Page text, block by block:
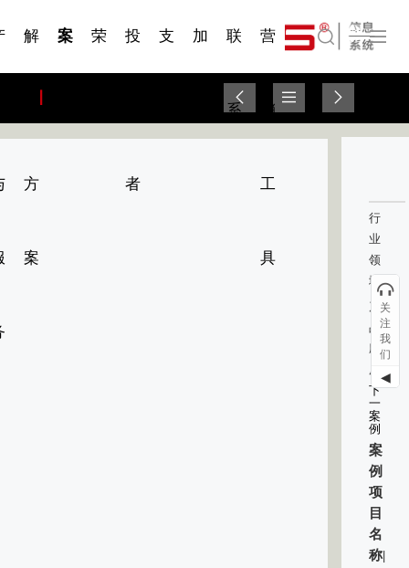
解
方
案
案
荣
投
者
支
加
联
系
营
销
工
具
English
行
业
领
域：
产
品
应
用：
下
一
案
例
案
例
项
目
名
称|
关
注
我
们
◀